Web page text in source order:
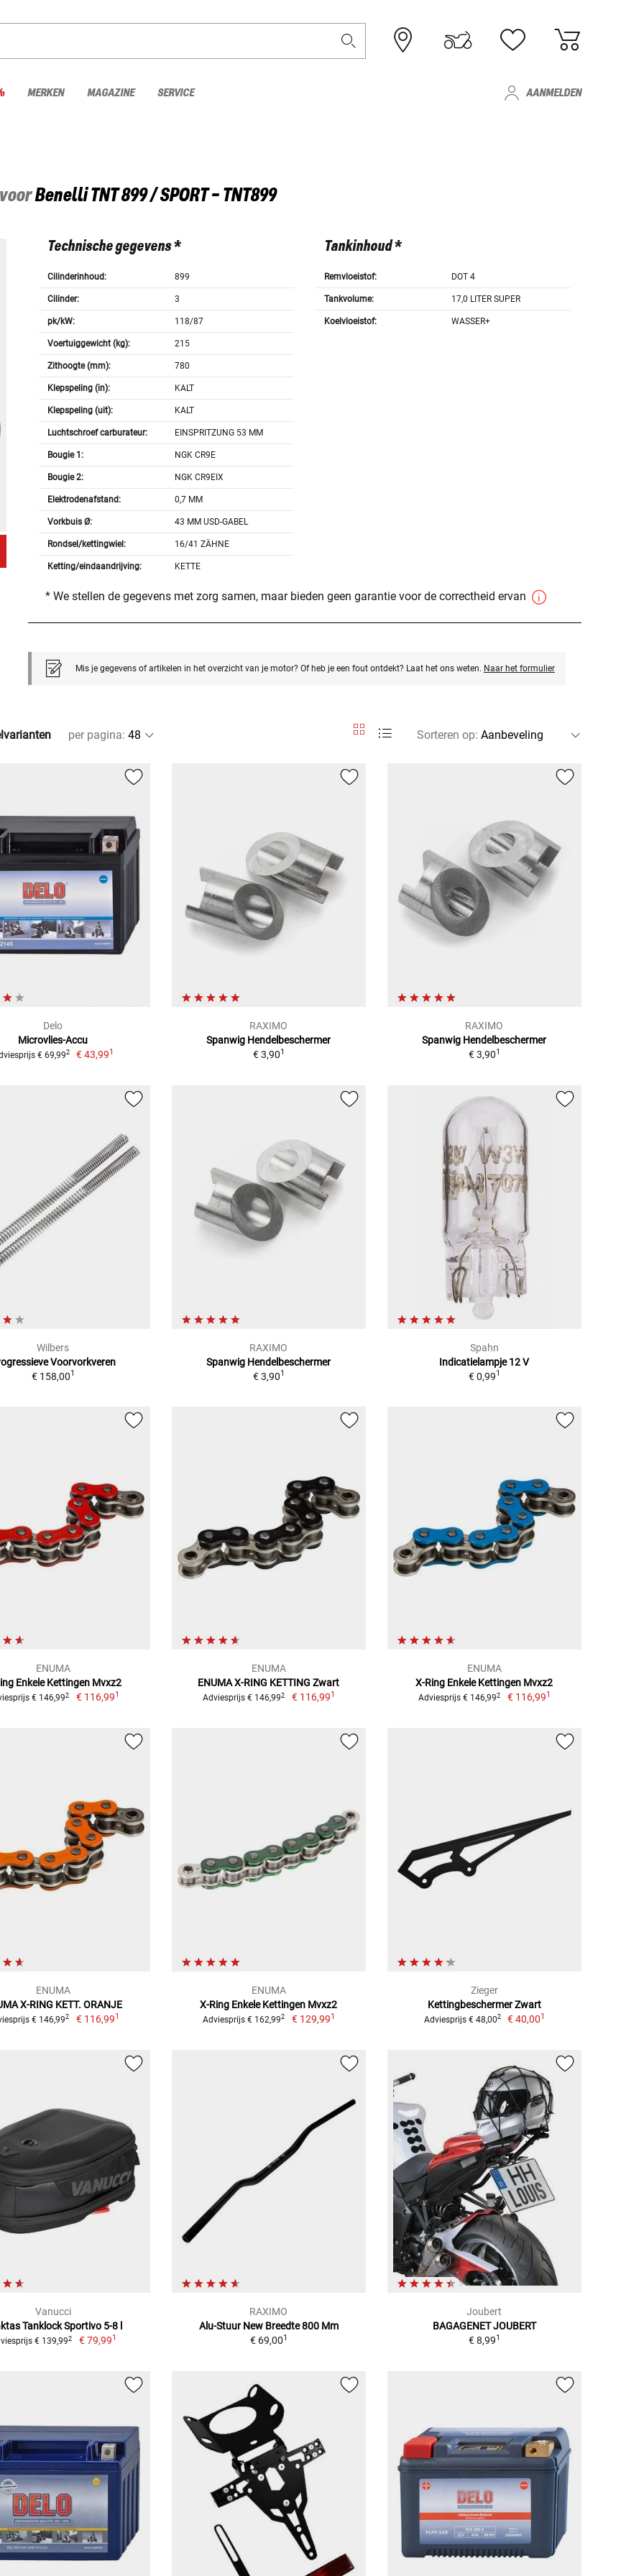
MERKEN MAGAZINE SERVICE AANMELDEN
Benelli TNT 899 / SPORT - TNT899
Technische gegevens *
Cilinderinhoud: 899
Cilinder: 3
pk/kW: 118/87
Voertuiggewicht (kg): 215
Zithoogte (mm): 780
Klepspeling (in): KALT
Klepspeling (uit): KALT
Luchtschroef carburateur: EINSPRITZUNG 53 MM
Bougie 1: NGK CR9E
Bougie 2: NGK CR9EIX
Elektrodenafstand: 0,7 MM
Vorkbuis Ø: 43 MM USD-GABEL
Rondsel/kettingwiel: 16/41 ZÄHNE
Ketting/eindaandrijving: KETTE
Tankinhoud *
Remvloeistof: DOT 4
Tankvolume: 17,0 LITER SUPER
Koelvloeistof: WASSER+
* We stellen de gegevens met zorg samen, maar bieden geen garantie voor de correctheid ervan
Mis je gegevens of artikelen in het overzicht van je motor? Of heb je een fout ontdekt? Laat het ons weten. Naar het formulier
per pagina: Sorteren op:
Delo
Microvlies-Accu
€ 69,992 € 43,991
RAXIMO
Spanwig Hendelbeschermer
€ 3,901
RAXIMO
Spanwig Hendelbeschermer
€ 3,901
Wilbers
Voorvorkveren
€ 158,001
RAXIMO
Spanwig Hendelbeschermer
€ 3,901
Spahn
Indicatielampje 12 V
€ 0,991
ENUMA
Enkele Kettingen Mvxz2
€ 146,992 € 116,991
ENUMA
ENUMA X-RING KETTING Zwart
Adviesprijs € 146,992 € 116,991
ENUMA
X-Ring Enkele Kettingen Mvxz2
Adviesprijs € 146,992 € 116,991
ENUMA
X-RING KETT. ORANJE
€ 146,992 € 116,991
ENUMA
X-Ring Enkele Kettingen Mvxz2
Adviesprijs € 162,992 € 129,991
Zieger
Kettingbeschermer Zwart
Adviesprijs € 48,002 € 40,001
Vanucci
Tanklock Sportivo 5-8 l
€ 139,992 € 79,991
RAXIMO
Alu-Stuur New Breedte 800 Mm
€ 69,001
Joubert
BAGAGENET JOUBERT
€ 8,991